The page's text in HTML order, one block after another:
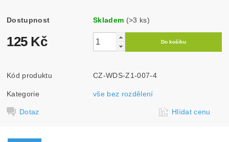
Dostupnost Skladem (>3 ks)
125 Kč
Kód produktu CZ-WDS-Z1-007-4
Kategorie vše bez rozdělení
Dotaz Hlídat cenu